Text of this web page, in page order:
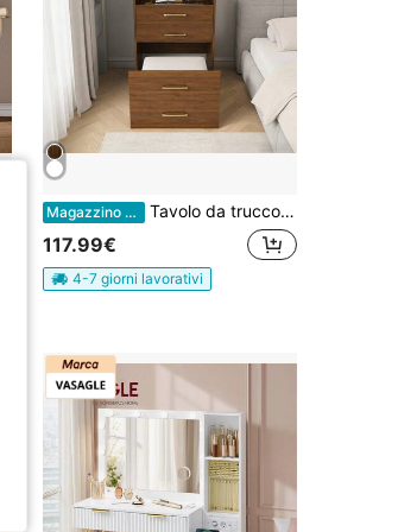
Magazzino EU Tavolo da trucco 3 in 1 con specchio aperto / set da trucco compatto / con piano in vetro trasparente / design salvaspazio / adatto a stanze piccole, appartamenti e camere da letto
117.99€
4-7 giorni lavorativi